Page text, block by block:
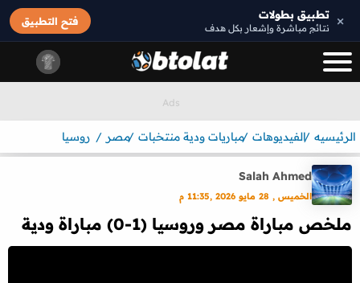
× تطبيق بطولات
نتائج مباشرة وإشعار بكل هدف
فتح التطبيق
الرئيسيه الفيديوهات مباريات ودية منتخبات مصر روسيا
Salah Ahmed
الخميس , 28 مايو 2026 ,11:35 م
ملخص مباراة مصر وروسيا (1-0) مباراة ودية